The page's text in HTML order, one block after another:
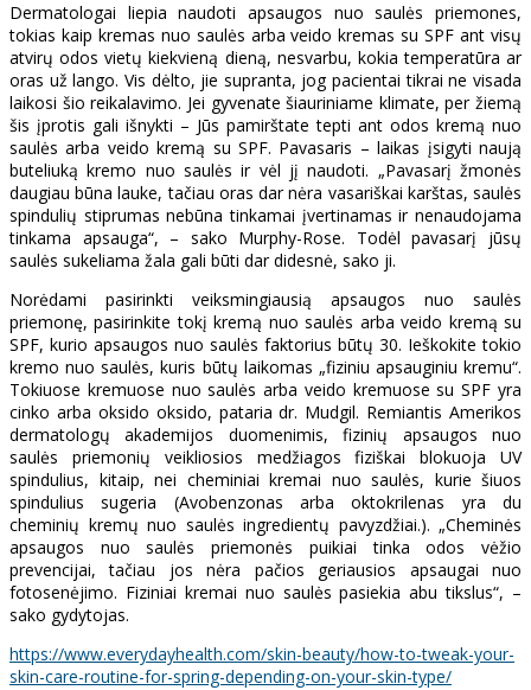
Dermatologai liepia naudoti apsaugos nuo saulės priemones,
tokias kaip kremas nuo saulės arba veido kremas su SPF ant visų
atvirų odos vietų kiekvieną dieną, nesvarbu, kokia temperatūra ar
oras už lango. Vis dėlto, jie supranta, jog pacientai tikrai ne visada
laikosi šio reikalavimo. Jei gyvenate šiauriniame klimate, per žiemą
šis įprotis gali išnykti – Jūs pamirštate tepti ant odos kremą nuo
saulės arba veido kremą su SPF. Pavasaris – laikas įsigyti naują
buteliuką kremo nuo saulės ir vėl jį naudoti. „Pavasarį žmonės
daugiau būna lauke, tačiau oras dar nėra vasariškai karštas, saulės
spindulių stiprumas nebūna tinkamai įvertinamas ir nenaudojama
tinkama apsauga“, – sako Murphy-Rose. Todėl pavasarį jūsų
saulės sukeliama žala gali būti dar didesnė, sako ji.
Norėdami pasirinkti veiksmingiausią apsaugos nuo saulės
priemonę, pasirinkite tokį kremą nuo saulės arba veido kremą su
SPF, kurio apsaugos nuo saulės faktorius būtų 30. Ieškokite tokio
kremo nuo saulės, kuris būtų laikomas „fiziniu apsauginiu kremu“.
Tokiuose kremuose nuo saulės arba veido kremuose su SPF yra
cinko arba oksido oksido, pataria dr. Mudgil. Remiantis Amerikos
dermatologų akademijos duomenimis, fizinių apsaugos nuo
saulės priemonių veikliosios medžiagos fiziškai blokuoja UV
spindulius, kitaip, nei cheminiai kremai nuo saulės, kurie šiuos
spindulius sugeria (Avobenzonas arba oktokrilenas yra du
cheminių kremų nuo saulės ingredientų pavyzdžiai.). „Cheminės
apsaugos nuo saulės priemonės puikiai tinka odos vėžio
prevencijai, tačiau jos nėra pačios geriausios apsaugai nuo
fotosenėjimo. Fiziniai kremai nuo saulės pasiekia abu tikslus“, –
sako gydytojas.
https://www.everydayhealth.com/skin-beauty/how-to-tweak-your-
skin-care-routine-for-spring-depending-on-your-skin-type/